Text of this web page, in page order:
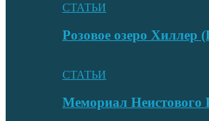
СТАТЬИ
Розовое озеро Хиллер
СТАТЬИ
Мемориал